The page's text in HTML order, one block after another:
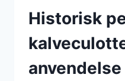
Historisk
anvendelse